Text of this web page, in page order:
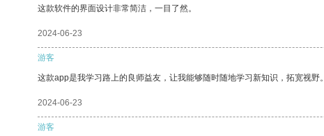
这款软件的界面设计非常简洁，一目了然。
2024-06-23
游客
这款app是我学习路上的良师益友，让我能够随时随地学习新知识，拓宽视野。
2024-06-23
游客